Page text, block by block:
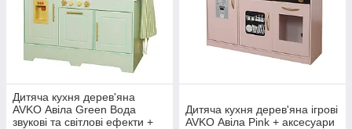
Дитяча кухня дерев'яна
AVKO Авіла Green Вода
звукові та світлові ефекти +
Дитяча кухня дерев'яна ігрові
AVKO Авіла Pink + аксесуари